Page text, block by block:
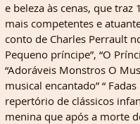
e beleza às cenas, que
mais competentes e
conto de Charles Perrault
Pequeno príncipe”, “O
“Adoráveis Monstros O
musical encantado” “
repertório de clássicos
menina que após a morte